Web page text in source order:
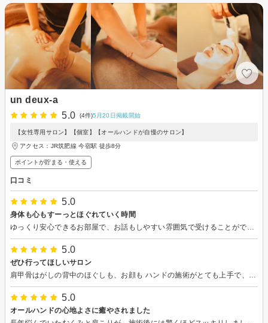
un deux-a
5.0
(4件)5月20日掲載開始
【女性専用サロン】【個室】【オールハンドが自慢のサロン】
アクセス：JR筑肥線 今宿駅 徒歩8分
ポイントが貯まる・使える
口コミ
5.0
身体も心もすーっとほぐれていく時間
5.0
ぜひ行ってほしいサロン
5.0
オールハンドの心地よさに癒やされました